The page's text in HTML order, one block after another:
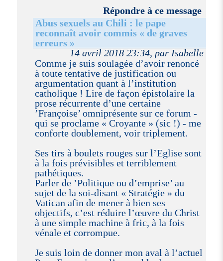
Répondre à ce message
Abus sexuels au Chili : le pape
reconnaît avoir commis « de graves
erreurs »
14 avril 2018 23:34, par Isabelle
Comme je suis soulagée d’avoir renoncé
à toute tentative de justification ou
argumentation quant à l’institution
catholique ! Lire de façon épistolaire la
prose récurrente d’une certaine
’Françoise’ omniprésente sur ce forum -
qui se proclame « Croyante » (sic !) - me
conforte doublement, voir triplement.
Ses tirs à boulets rouges sur l’Eglise sont
à la fois prévisibles et terriblement
pathétiques.
Parler de ’Politique ou d’emprise’ au
sujet de la soi-disant « Stratégie » du
Vatican afin de mener à bien ses
objectifs, c’est réduire l’œuvre du Christ
à une simple machine à fric, à la fois
vénale et corrompue.
Je suis loin de donner mon aval à l’actuel